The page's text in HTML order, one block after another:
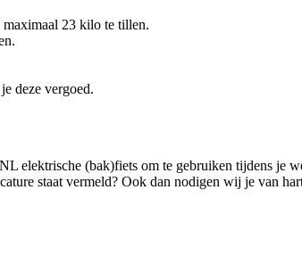
maximaal 23 kilo te tillen.
deze vergoed.
elektrische (bak)fiets om te gebruiken tijdens je
staat vermeld? Ook dan nodigen wij je van